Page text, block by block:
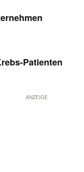
Patienten
ANZEIGE